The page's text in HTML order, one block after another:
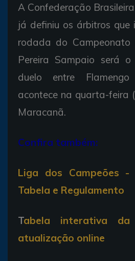
A Confederação
já definiu os árbitros que
rodada do Campeonato
Pereira Sampaio será
duelo entre
acontece na quarta-feira
Maracanã.
Confira também:
Liga dos Campeões -
Tabela e Regulamento
Tabela interativa
atualização online